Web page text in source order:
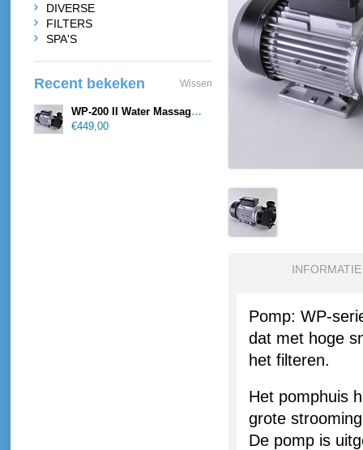
INFORMATIE
Pomp: WP-
dat met hoge
het filteren.
Het pomphuis
grote
De pomp is
DIVERSE
FILTERS
SPA'S
Recent bekeken Wissen
WP-200 II Water Massage en Circulatiepomp
€449,00